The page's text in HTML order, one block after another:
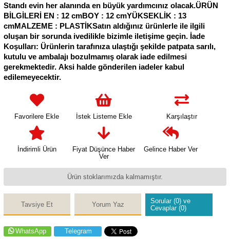
Standı evin her alanında en büyük yardımcınız olacak.ÜRÜN
BİLGİLERİ EN : 12 cmBOY : 12 cmYÜKSEKLİK : 13
cmMALZEME : PLASTİKSatın aldığınız ürünlerle ile ilgili
oluşan bir sorunda ivedilikle bizimle iletişime geçin. İade
Koşulları: Ürünlerin tarafınıza ulaştığı şekilde patpata sarılı,
kutulu ve ambalajı bozulmamış olarak iade edilmesi
gerekmektedir. Aksi halde gönderilen iadeler kabul
edilemeyecektir.
Favorilere Ekle İstek Listeme Ekle Karşılaştır
İndirimli Ürün
Fiyat Düşünce Haber
Ver
Gelince Haber Ver
Ürün stoklarımızda kalmamıştır.
Tavsiye Et Yorum Yaz
Sorular (0) ve
Cevaplar (0)
WhatsApp Telegram